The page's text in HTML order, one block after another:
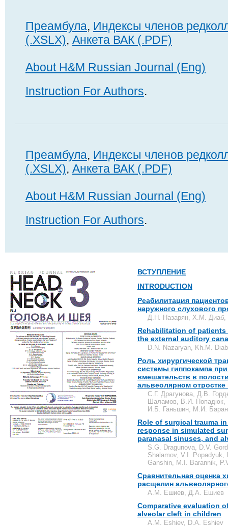
Преамбула, Индексы членов
(.XSLX), Анкета ВАК (.PDF)
About H&M Russian Journal (Eng)
Instruction For Authors.
Преамбула, Индексы членов
(.XSLX), Анкета ВАК (.PDF)
About H&M Russian Journal (Eng)
Instruction For Authors.
ВСТУПЛЕНИЕ
INTRODUCTION
Реабилитация
наружного слухового
Д.Н. Назарян, Х.М. Диаб,
Rehabilitation of
the external auditory
D.N. Nazaryan, Kh.M.
Роль хирургической
системы гиппокампа
вмешательств в
альвеолярном
С.Г. Драгунова, Д.В.
Шаламов, В.И. Попадюк,
И.Б. Ганьшин, М.И.
Role of surgical trauma
response in simulated
paranasal sinuses, and
S.G. Dragunova, D.V.
Shalamov, V.I.
Ganshin, M.I. Barannik,
Сравнительная оценка
расщелин
А.М. Ешиев, Д.А. Ешиев
Comparative evaluation
alveolar cleft in children
A.M. Eshiev, D.A. Eshiev